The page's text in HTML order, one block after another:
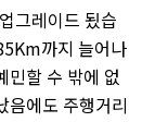
그레이드 됬습
까지 늘어나
민할 수 밖에 없
음에도 주행거리